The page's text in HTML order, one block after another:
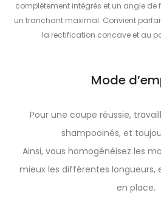
complètement intégrés et un angle de
un tranchant maximal. Convient
la rectification concave et au
Mode
Pour une coupe réussie,
shampooinés, et
Ainsi, vous homogénéisez les
mieux les différentes longueurs,
en place.